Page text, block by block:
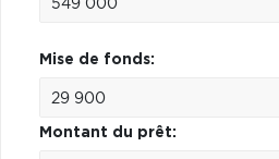
Mise de fonds:
Montant du prêt: